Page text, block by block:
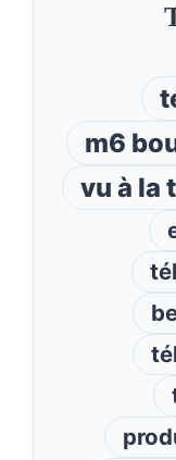
m6
vu à la